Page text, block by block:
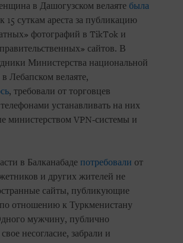
в Дашогузском велаяте была
к 15 суткам ареста за публикацию
фотографий в TikTok и
сайтов. В
Министерства национальной
в Лебапском велаяте,
, требовали от торговцев
устанавливать на них
министерством VPN-системы и
в Балканабаде потребовали от
и других жителей не
сайты, публикующие
отношению к Туркменистану
мужчину, публично
несогласие, забрали и